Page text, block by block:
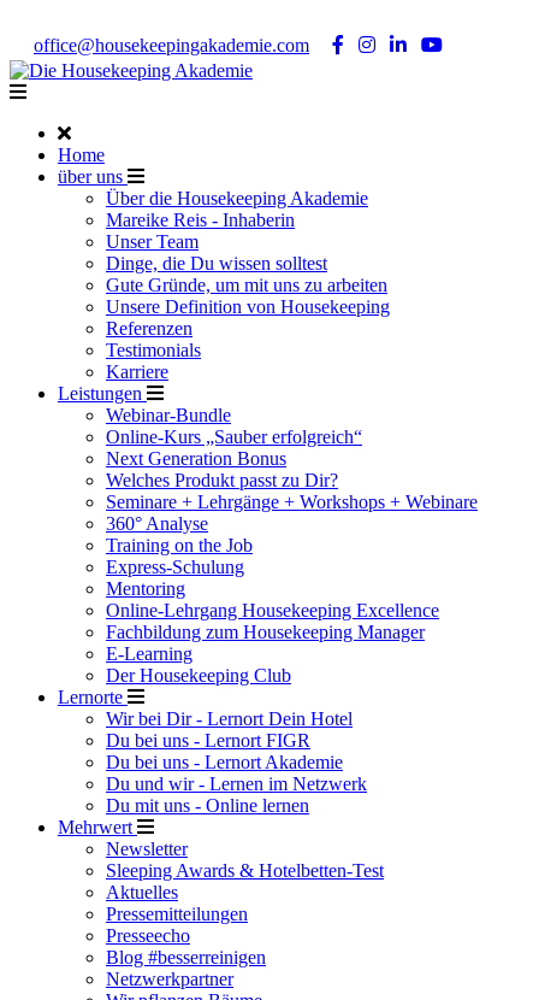
office@housekeepingakademie.com
Home
über uns
Über die Housekeeping Akademie
Mareike Reis - Inhaberin
Unser Team
Dinge, die Du wissen solltest
Gute Gründe, um mit uns zu arbeiten
Unsere Definition von Housekeeping
Referenzen
Testimonials
Karriere
Leistungen
Webinar-Bundle
Online-Kurs „Sauber erfolgreich“
Next Generation Bonus
Welches Produkt passt zu Dir?
Seminare + Lehrgänge + Workshops + Webinare
360° Analyse
Training on the Job
Express-Schulung
Mentoring
Online-Lehrgang Housekeeping Excellence
Fachbildung zum Housekeeping Manager
E-Learning
Der Housekeeping Club
Lernorte
Wir bei Dir - Lernort Dein Hotel
Du bei uns - Lernort FIGR
Du bei uns - Lernort Akademie
Du und wir - Lernen im Netzwerk
Du mit uns - Online lernen
Mehrwert
Newsletter
Sleeping Awards & Hotelbetten-Test
Aktuelles
Pressemitteilungen
Presseecho
Blog #besserreinigen
Netzwerkpartner